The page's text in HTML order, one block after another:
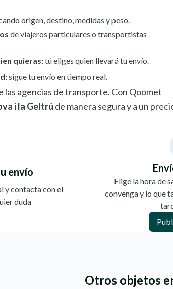
origen, destino, medidas y peso.
de viajeros particulares o transportistas
quieras:tú eliges quien llevará tu envío.
sigue tu envío en tiempo real.
las agencias de transporte. Con Qoomet
i la Geltrú de manera segura y a un
envío
y contacta con el
duda
Elige la hora de
convenga y lo que
Otros objetos